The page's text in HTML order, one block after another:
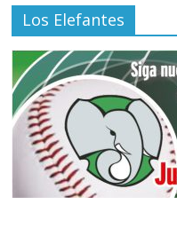
Los Elefantes